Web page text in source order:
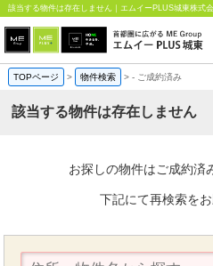
該当する物件は存在しません｜エムイーPLUS城東株式
TOPページ > 物件検索 >- ご成約済み
該当する物件は存在しません
お探しの物件はご成約済
下記にて再検索をお